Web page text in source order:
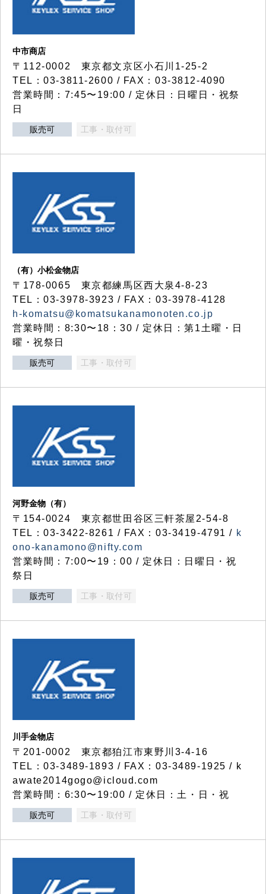
中市商店
〒112-0002 東京都文京区小石川1-25-2
TEL：03-3811-2600 / FAX：03-3812-4090
営業時間：7:45〜19:00 / 定休日：日曜日・祝祭
日
販売可 工事・取付可
（有）小松金物店
〒178-0065 東京都練馬区西大泉4-8-23
TEL：03-3978-3923 / FAX：03-3978-4128
h-komatsu@komatsukanamonoten.co.jp
営業時間：8:30〜18：30 / 定休日：第1土曜・日
曜・祝祭日
販売可 工事・取付可
河野金物（有）
〒154-0024 東京都世田谷区三軒茶屋2-54-8
TEL：03-3422-8261 / FAX：03-3419-4791 / k
ono-kanamono@nifty.com
営業時間：7:00〜19：00 / 定休日：日曜日・祝
祭日
販売可 工事・取付可
川手金物店
〒201-0002 東京都狛江市東野川3-4-16
TEL：03-3489-1893 / FAX：03-3489-1925 / k
awate2014gogo@icloud.com
営業時間：6:30〜19:00 / 定休日：土・日・祝
販売可 工事・取付可